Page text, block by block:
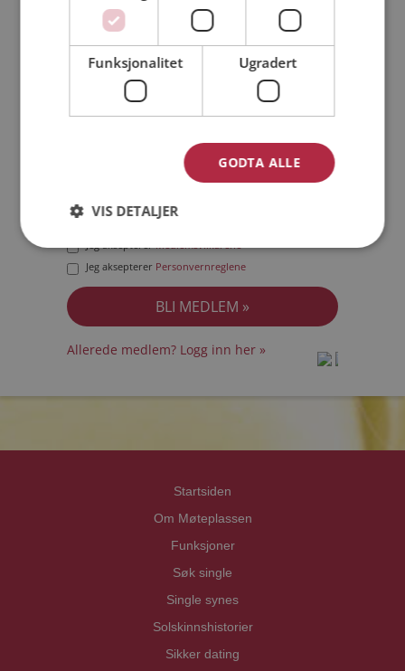
Jeg er en: Mann Kvinne
Min alder:
Jeg akseptererMedlemsvilkårene
Jeg aksepterer Personvernreglene
Allerede medlem? Logg inn her »
Startsiden
Om Møteplassen
Funksjoner
Søk single
Single synes
Solskinnshistorier
Sikker dating
Funksjonalitet Ugradert
GODTA ALLE
VIS DETALJER